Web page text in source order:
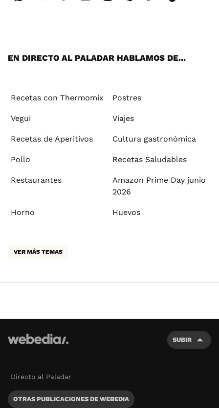
EN DIRECTO AL PALADAR HABLAMOS DE...
Recetas con Thermomix Postres
Vegui Viajes
Recetas de Aperitivos Cultura gastronómica
Pollo Recetas Saludables
Restaurantes
Amazon Prime Day junio
2026
Horno Huevos
VER MÁS TEMAS
SUBIR
Directo al Paladar
OTRAS PUBLICACIONES DE WEBEDIA